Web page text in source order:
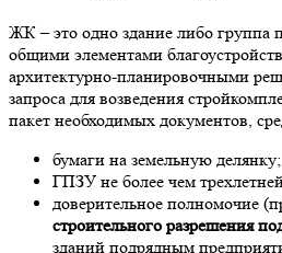
ЖК – это одно здание либо группа
общими элементами
архитектурно-планировочными
запроса для возведения
пакет необходимых документов,
бумаги на земельную делянку;
ГПЗУ не более чем
доверительное полномочие
строительного разрешения
зданий подрядным